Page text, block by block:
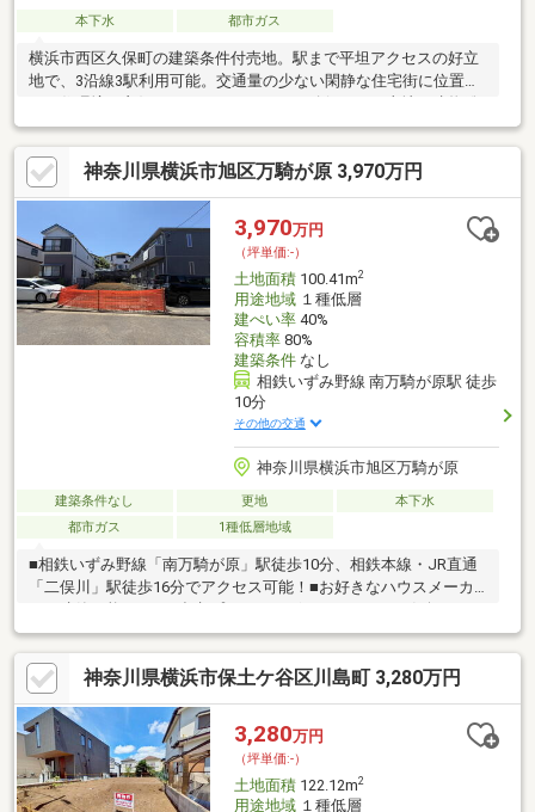
本下水 都市ガス
横浜市西区久保町の建築条件付売地。駅まで平坦アクセスの好立
地で、3沿線3駅利用可能。交通量の少ない閑静な住宅街に位置
し、住環境も良好です。カースペースも確保でき、土地・建物総
額5870万円で理想のマイホームを実現できます。条件外しも相談
出来ますのでお気軽にお問合せ下さい。
神奈川県横浜市旭区万騎が原 3,970万円
3,970万円
（坪単価:-）
土地面積100.41m2
用途地域１種低層
建ぺい率40%
容積率80%
建築条件なし
相鉄いずみ野線 南万騎が原駅 徒歩
10分
その他の交通
神奈川県横浜市旭区万騎が原
建築条件なし 更地
本下水
都市ガス
1種低層地域
■相鉄いずみ野線「南万騎が原」駅徒歩10分、相鉄本線・JR直通
「二俣川」駅徒歩16分でアクセス可能！■お好きなハウスメーカ
問い合わせください。（建物価格：1 310万円（税込））■小学
校、中学校が徒歩10分以内で通学も安心です。～周辺環境～・万
騎が原小学校・・約400ｍ（徒歩5分）・万騎が原中学校・・約
650ｍ（徒歩9分）・柏幼稚園・・約500ｍ（徒歩8分）・セブンイ
レブン横浜さちが丘南店・・約515ｍ（徒歩7分）・そうてつロー
ゼン南まきが原店・・約776ｍ（徒歩10分）
神奈川県横浜市保土ケ谷区川島町 3,280万円
3,280万円
（坪単価:-）
土地面積122.12m2
用途地域１種低層